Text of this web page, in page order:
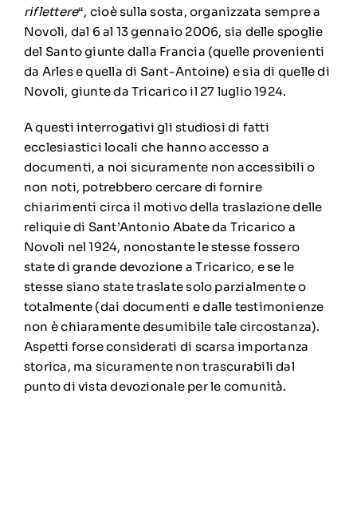
riflettere“, cioè sulla sosta, organizzata sempre a
Novoli, dal 6 al 13 gennaio 2006, sia delle spoglie
del Santo giunte dalla Francia (quelle provenienti
da Arles e quella di Sant-Antoine) e sia di quelle di
Novoli, giunte da Tricarico il 27 luglio 1924.
A questi interrogativi gli studiosi di fatti
ecclesiastici locali che hanno accesso a
documenti, a noi sicuramente non accessibili o
non noti, potrebbero cercare di fornire
chiarimenti circa il motivo della traslazione delle
reliquie di Sant’Antonio Abate da Tricarico a
Novoli nel 1924, nonostante le stesse fossero
state di grande devozione a Tricarico, e se le
stesse siano state traslate solo parzialmente o
totalmente (dai documenti e dalle testimonienze
non è chiaramente desumibile tale circostanza).
Aspetti forse considerati di scarsa importanza
storica, ma sicuramente non trascurabili dal
punto di vista devozionale per le comunità.